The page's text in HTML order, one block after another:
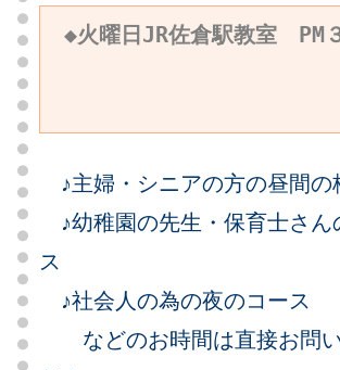
♪主婦・シニアの方の昼間の
♪幼稚園の先生・保育士さん
ス
♪社会人の為の夜のコース
などのお時間は直接お問い